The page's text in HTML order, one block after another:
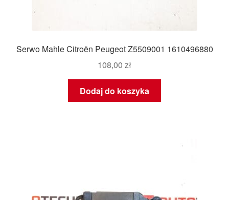
Serwo Mahle Citroën Peugeot Z5509001 1610496880
108,00 zł
Dodaj do koszyka